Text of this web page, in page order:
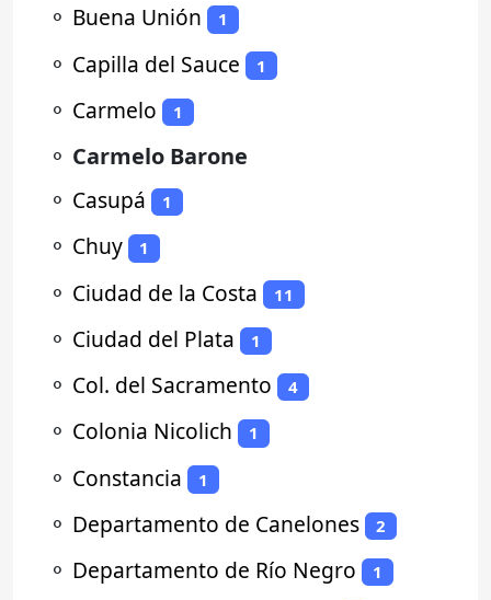
⚬ Buena Unión 1
⚬ Capilla del Sauce 1
⚬ Carmelo 1
⚬ Carmelo Barone
⚬ Casupá 1
⚬ Chuy 1
⚬ Ciudad de la Costa 11
⚬ Ciudad del Plata 1
⚬ Col. del Sacramento 4
⚬ Colonia Nicolich 1
⚬ Constancia 1
⚬ Departamento de Canelones 2
⚬ Departamento de Río Negro 1